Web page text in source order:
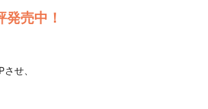
売中！
せ、